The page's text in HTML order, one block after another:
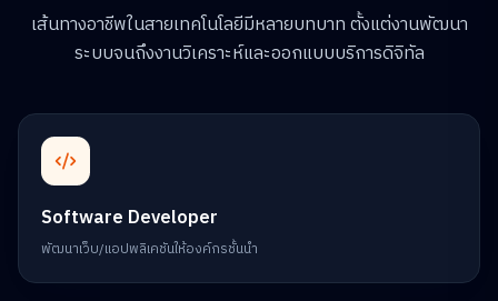
เส้นทางอาชีพในสายเทคโนโลยีมีหลายบทบาท ตั้งแต่งานพัฒนา
ระบบจนถึงงานวิเคราะห์และออกแบบบริการดิจิทัล
Software Developer
พัฒนาเว็บ/แอปพลิเคชันให้องค์กรชั้นนำ